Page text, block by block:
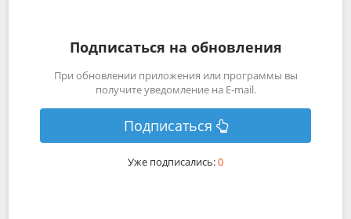
Подписаться на обновления
При обновлении приложения или программы вы
получите уведомление на E-mail.
Подписаться
Уже подписались:0